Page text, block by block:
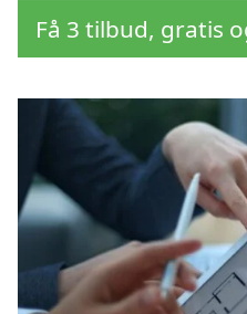
Få 3 tilbud, gratis